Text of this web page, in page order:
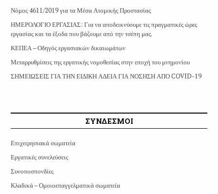
Νόμος 4611/2019 για τα Μέσα Ατομικής Προστασίας
ΗΜΕΡΟΛΟΓΙΟ ΕΡΓΑΣΙΑΣ: Για να αποδεικνύουμε τις πραγματικές ώρες
εργασίας και τα έξοδα που βάζουμε από την τσέπη μας.
ΚΕΠΕΑ – Οδηγός εργασιακών δικαιωμάτων
Μεταρρυθμίσεις της εργατικής νομοθεσίας στην εποχή του μνημονίου
ΣΗΜΕΙΩΣΕΙΣ ΓΙΑ ΤΗΝ ΕΙΔΙΚΗ ΑΔΕΙΑ ΓΙΑ ΝΟΣΗΣΗ ΑΠΟ COVID-19
ΣΥΝΔΕΣΜΟΙ
Επιχειρησιακά σωματεία
Εργατικές συνελεύσεις
Συνοποσπονδίες
Κλαδικά – Ομοιοεπαγγελματικά σωματεία